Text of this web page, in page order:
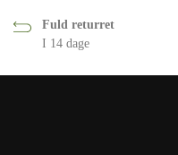
Fuld returret
I 14 dage